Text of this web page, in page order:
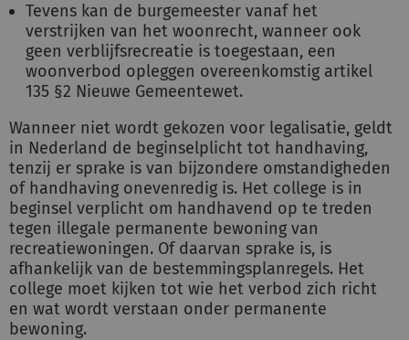
Tevens kan de burgemeester vanaf het
verstrijken van het woonrecht, wanneer ook
geen verblijfsrecreatie is toegestaan, een
woonverbod opleggen overeenkomstig artikel
135 §2 Nieuwe Gemeentewet.
Wanneer niet wordt gekozen voor legalisatie, geldt
in Nederland de beginselplicht tot handhaving,
tenzij er sprake is van bijzondere omstandigheden
of handhaving onevenredig is. Het college is in
beginsel verplicht om handhavend op te treden
tegen illegale permanente bewoning van
recreatiewoningen. Of daarvan sprake is, is
afhankelijk van de bestemmingsplanregels. Het
college moet kijken tot wie het verbod zich richt
en wat wordt verstaan onder permanente
bewoning.